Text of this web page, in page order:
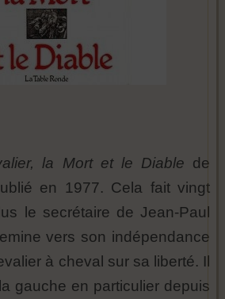
la Mort et le Diable de
en 1977. Cela fait vingt
le secrétaire de Jean-Paul
vers son indépendance
à cheval sur sa liberté. Il
gauche en particulier depuis